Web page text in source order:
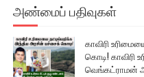
அண்மைப் பதிவுகள்
காவிரி
கொடி! காவிரி
வெங்கட்ராமன்